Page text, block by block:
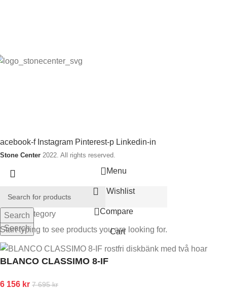
f Instagram Pinterest-p Linkedin-in
Stone Center 2022. All rights reserved.
Select category
Search
Search
Start typing to see products you are looking for.
Menu
Wishlist
Compare
Cart
BLANCO CLASSIMO 8-IF
6 156 kr 7 695kr